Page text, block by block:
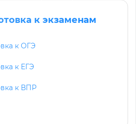
к экзаменам
к ОГЭ
к ЕГЭ
к ВПР